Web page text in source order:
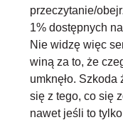
przeczytanie/
1% dostępnych
Nie widzę więc
winą za to, że
umknęło.
się z tego, co się
nawet jeśli to